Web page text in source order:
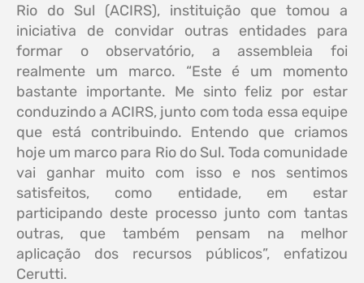
Rio do Sul (ACIRS), instituição que tomou a
iniciativa de convidar outras entidades para
formar o observatório, a assembleia foi
realmente um marco. “Este é um momento
bastante importante. Me sinto feliz por estar
conduzindo a ACIRS, junto com toda essa equipe
que está contribuindo. Entendo que criamos
hoje um marco para Rio do Sul. Toda comunidade
vai ganhar muito com isso e nos sentimos
satisfeitos, como entidade, em estar
participando deste processo junto com tantas
outras, que também pensam na melhor
aplicação dos recursos públicos”, enfatizou
Cerutti.